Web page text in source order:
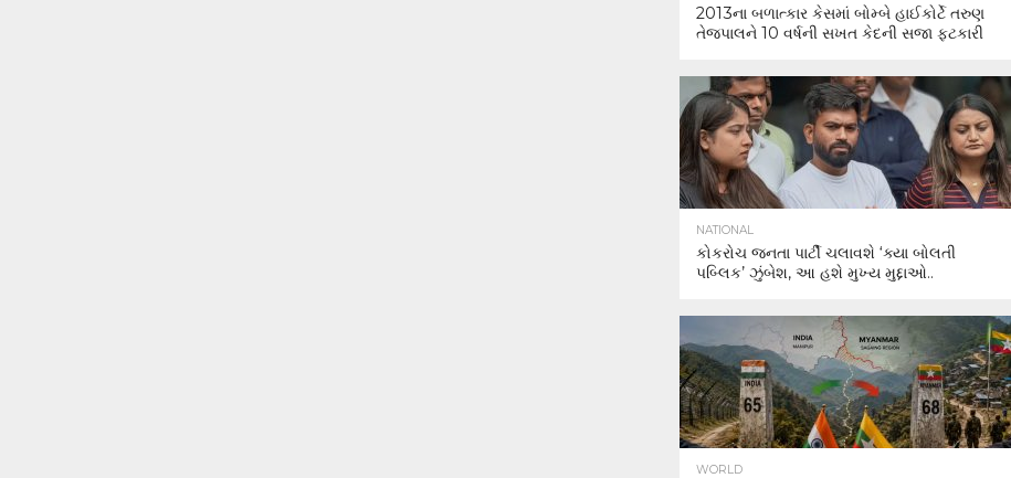
2013ના બળાત્કાર કેસમાં બોમ્બે હાઈકોર્ટે તરુણ
તેજપાલને 10 વર્ષની સખત કેદની સજા ફટકારી
NATIONAL
કોકરોચ જનતા પાર્ટી ચલાવશે ‘ક્યા બોલતી
પબ્લિક’ ઝુંબેશ, આ હશે મુખ્ય મુદ્દાઓ..
WORLD